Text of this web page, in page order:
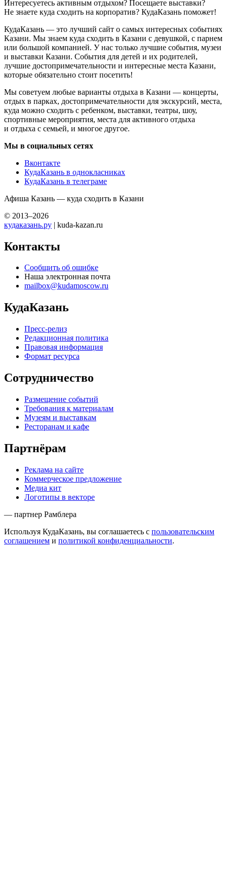
Интересуетесь активным отдыхом? Посещаете выставки?
Не знаете куда сходить на корпоратив? КудаКазань поможет!
КудаКазань — это лучший сайт о самых интересных событиях
Казани. Мы знаем куда сходить в Казани с девушкой, с парнем
или большой компанией. У нас только лучшие события, музеи
и выставки Казани. События для детей и их родителей,
лучшие достопримечательности и интересные места Казани,
которые обязательно стоит посетить!
Мы советуем любые варианты отдыха в Казани — концерты,
отдых в парках, достопримечательности для экскурсий, места,
куда можно сходить с ребенком, выставки, театры, шоу,
спортивные мероприятия, места для активного отдыха
и отдыха с семьей, и многое другое.
Мы в социальных сетях
Вконтакте
КудаКазань в однокласниках
КудаКазань в телеграме
Афиша Казань — куда сходить в Казани
© 2013–2026
кудаказань.ру | kuda-kazan.ru
Контакты
Сообщить об ошибке
Наша электронная почта
mailbox@kudamoscow.ru
КудаКазань
Пресс-релиз
Редакционная политика
Правовая информация
Формат ресурса
Сотрудничество
Размещение событий
Требования к материалам
Музеям и выставкам
Ресторанам и кафе
Партнёрам
Реклама на сайте
Коммерческое предложение
Медиа кит
Логотипы в векторе
— партнер Рамблера
Используя КудаКазань, вы соглашаетесь с пользовательским
соглашением и политикой конфиденциальности.